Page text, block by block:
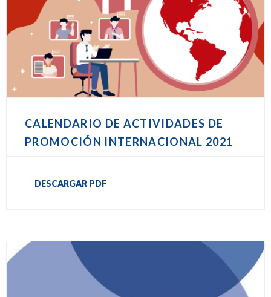
CALENDARIO DE ACTIVIDADES DE
PROMOCIÓN INTERNACIONAL 2021
DESCARGAR PDF